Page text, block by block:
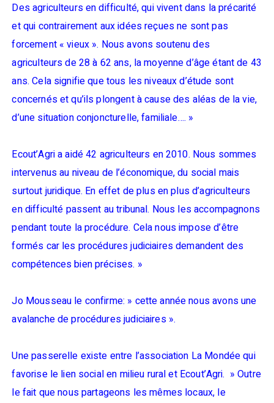
Des agriculteurs en difficulté, qui vivent dans la précarité
et qui contrairement aux idées reçues ne sont pas
forcement « vieux ». Nous avons soutenu des
agriculteurs de 28 à 62 ans, la moyenne d’âge étant de 43
ans. Cela signifie que tous les niveaux d’étude sont
concernés et qu’ils plongent à cause des aléas de la vie,
d’une situation conjoncturelle, familiale…. »
Ecout’Agri a aidé 42 agriculteurs en 2010. Nous sommes
intervenus au niveau de l’économique, du social mais
surtout juridique. En effet de plus en plus d’agriculteurs
en difficulté passent au tribunal. Nous les accompagnons
pendant toute la procédure. Cela nous impose d’être
formés car les procédures judiciaires demandent des
compétences bien précises. »
Jo Mousseau le confirme: » cette année nous avons une
avalanche de procédures judiciaires ».
Une passerelle existe entre l’association La Mondée qui
favorise le lien social en milieu rural et Ecout’Agri. » Outre
le fait que nous partageons les mêmes locaux, le